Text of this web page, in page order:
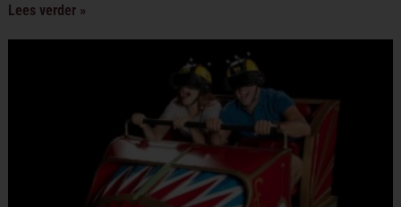
Lees verder »